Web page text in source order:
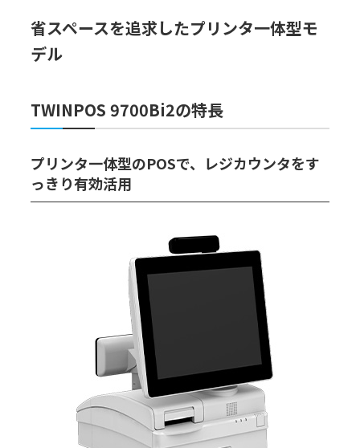
省スペースを追求したプリンタ一体型モ
デル
TWINPOS 9700Bi2の特長
プリンタ一体型のPOSで、レジカウンタをす
っきり有効活用